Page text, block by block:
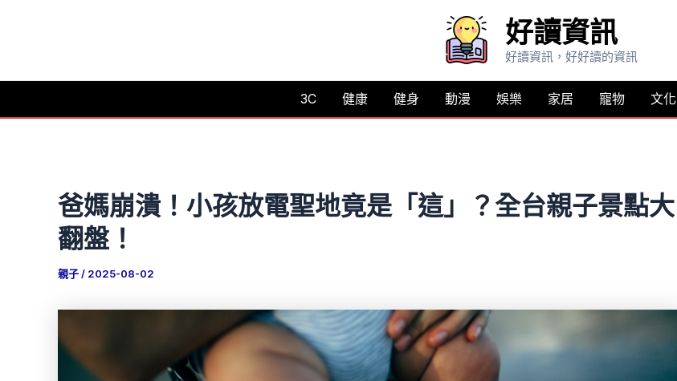
要
好讀資訊
好讀資訊，好好讀的資訊
3C 健康 健身 動漫 娛樂 家居 寵物 文化
爸媽崩潰！小孩放電聖地竟是「這」？全台親子景點大
翻盤！
親子/ 2025-08-02